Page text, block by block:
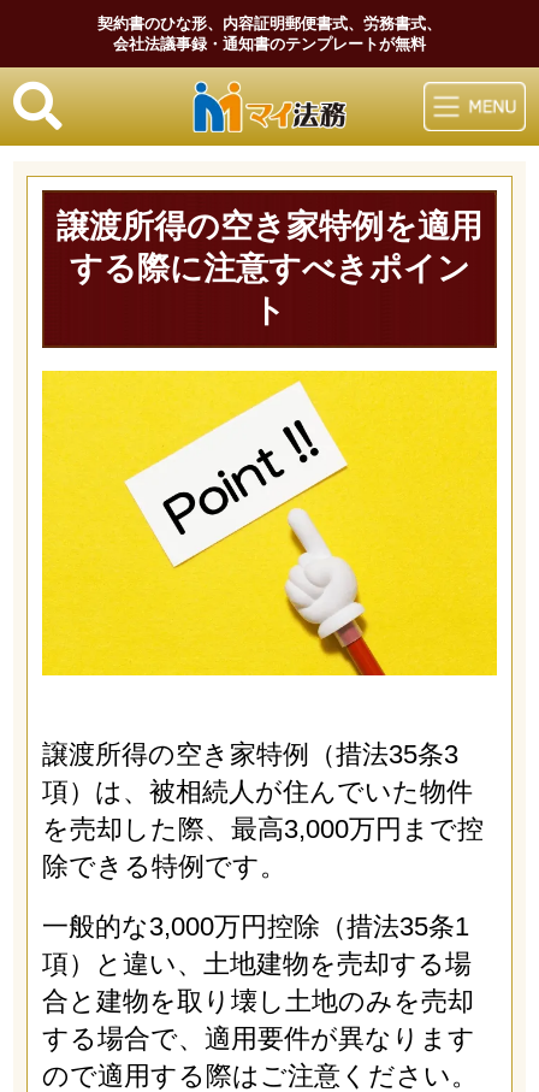
契約書のひな形、内容証明郵便書式、労務書式、
会社法議事録・通知書のテンプレートが無料
マイ法務
譲渡所得の空き家特例を適用
する際に注意すべきポイン
ト
譲渡所得の空き家特例（措法35条3
項）は、被相続人が住んでいた物件
を売却した際、最高3,000万円まで控
除できる特例です。
一般的な3,000万円控除（措法35条1
項）と違い、土地建物を売却する場
合と建物を取り壊し土地のみを売却
する場合で、適用要件が異なります
ので適用する際はご注意ください。